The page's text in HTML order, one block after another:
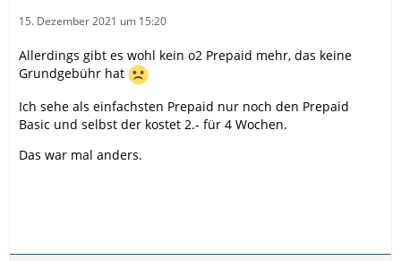
15. Dezember 2021 um 15:20
Allerdings gibt es wohl kein o2 Prepaid mehr, das keine
Grundgebühr hat
Ich sehe als einfachsten Prepaid nur noch den Prepaid
Basic und selbst der kostet 2.- für 4 Wochen.
Das war mal anders.